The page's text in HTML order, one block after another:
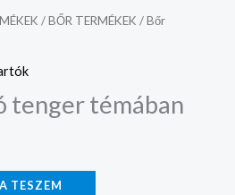
/BŐR TERMÉKEK / Bőr
tenger témában
TESZEM